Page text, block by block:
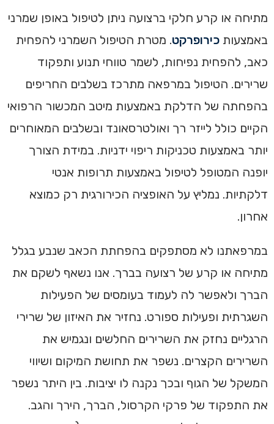
מתיחה או קרע חלקי ברצועה ניתן לטיפול באופן שמרני
באמצעות כירופרקט. מטרת הטיפול השמרני להפחית
כאב, להפחית נפיחות, לשמר טווחי תנוע ותפקוד
שרירים. הטיפול במרפאה מתרכז בשלבים החריפים
בהפחתה של הדלקת באמצעות מיטב המכשור הרפואי
הקיים כולל לייזר רך ואולטרסאונד ובשלבים המאוחרים
יותר באמצעות טכניקות ריפוי ידניות. במידת הצורך
יופנה המטופל לטיפול באמצעות תרופות אנטי
דלקתיות. נמליץ על האופציה הכירורגית רק כמוצא
אחרון.
במרפאתנו לא מסתפקים בהפחתת הכאב שנבע בגלל
מתיחה או קרע של רצועה בברך. אנו נשאף לשקם את
הברך ולאפשר לה לעמוד בעומסים של הפעילות
השגרתית ופעילות ספורט. נחזיר את האיזון של שרירי
הרגליים נחזק את השרירים החלשים ונגמיש את
השרירים הקצרים. נשפר את תחושת המיקום ושיווי
המשקל של הגוף ובכך נקנה לו יציבות. בין היתר נשפר
את התפקוד של פרקי הקרסול, הברך, הירך והגב.